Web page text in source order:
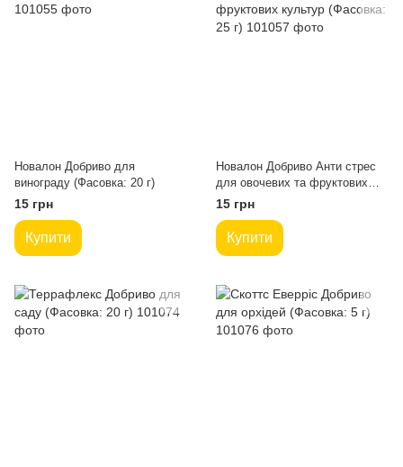
Новалон Добриво для
винограду (Фасовка: 20 г)
15 грн
Купити
Новалон Добриво Анти стрес
для овочевих та фруктових
культур (Фасовка: 25 г)
15 грн
Купити